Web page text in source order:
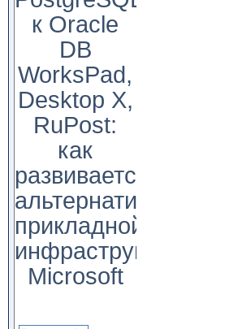
к Oracle
DB
WorksPad,
Desktop X,
RuPost:
как
развивается
альтернатива
прикладной
инфраструктуре
Microsoft